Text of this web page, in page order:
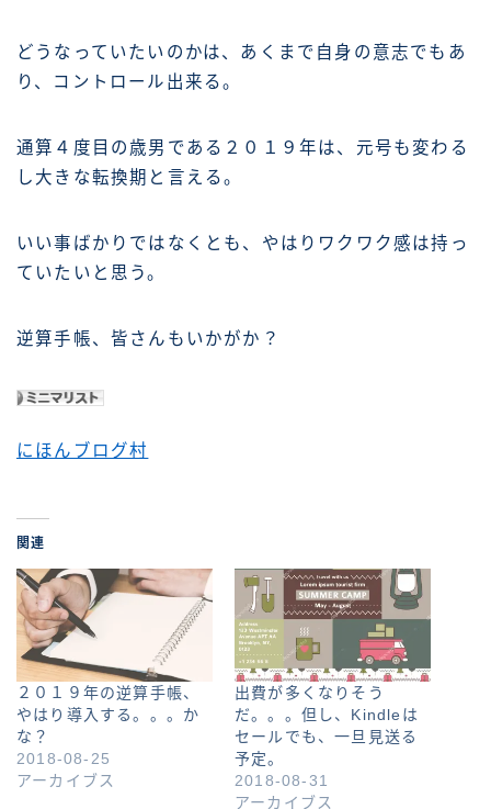
どうなっていたいのかは、あくまで自身の意志でもあ
り、コントロール出来る。
通算４度目の歳男である２０１９年は、元号も変わる
し大きな転換期と言える。
いい事ばかりではなくとも、やはりワクワク感は持っ
ていたいと思う。
逆算手帳、皆さんもいかがか？
にほんブログ村
関連
２０１９年の逆算手帳、
やはり導入する。。。か
な？
2018-08-25
アーカイブス
出費が多くなりそう
だ。。。但し、Kindleは
セールでも、一旦見送る
予定。
2018-08-31
アーカイブス